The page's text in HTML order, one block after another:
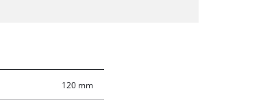
120 mm